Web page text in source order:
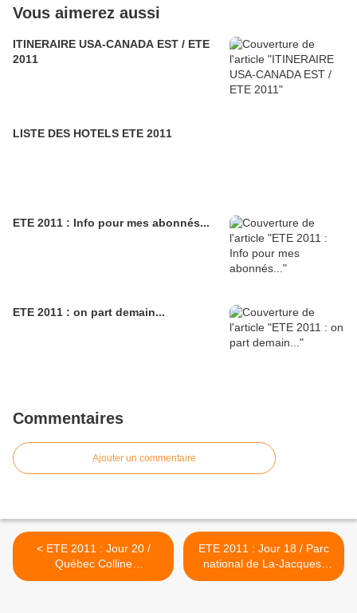
Vous aimerez aussi
ITINERAIRE USA-CANADA EST / ETE
2011
LISTE DES HOTELS ETE 2011
ETE 2011 : Info pour mes abonnés...
ETE 2011 : on part demain...
Commentaires
Ajouter un commentaire
< ETE 2011 : Jour 20 /
Québec Colline
parlementaire - Chute
ETE 2011 : Jour 18 / Parc
national de La-Jacques-
Cartier - Ile d'Orléans -